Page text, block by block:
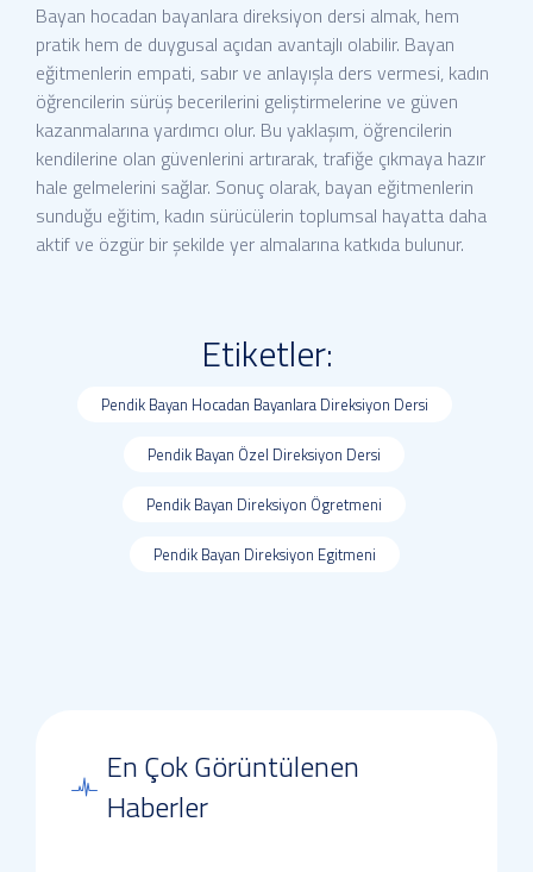
Bayan hocadan bayanlara direksiyon dersi almak, hem
pratik hem de duygusal açıdan avantajlı olabilir. Bayan
eğitmenlerin empati, sabır ve anlayışla ders vermesi, kadın
öğrencilerin sürüş becerilerini geliştirmelerine ve güven
kazanmalarına yardımcı olur. Bu yaklaşım, öğrencilerin
kendilerine olan güvenlerini artırarak, trafiğe çıkmaya hazır
hale gelmelerini sağlar. Sonuç olarak, bayan eğitmenlerin
sunduğu eğitim, kadın sürücülerin toplumsal hayatta daha
aktif ve özgür bir şekilde yer almalarına katkıda bulunur.
Etiketler:
Pendik Bayan Hocadan Bayanlara Direksiyon Dersi
Pendik Bayan Özel Direksiyon Dersi
Pendik Bayan Direksiyon Ögretmeni
Pendik Bayan Direksiyon Egitmeni
En Çok Görüntülenen
Haberler